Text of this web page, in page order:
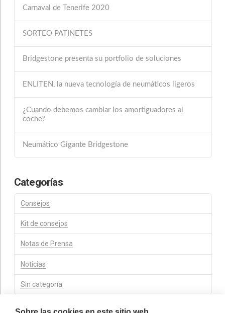
Carnaval de Tenerife 2020
SORTEO PATINETES
Bridgestone presenta su portfolio de soluciones
ENLITEN, la nueva tecnología de neumáticos ligeros
¿Cuando debemos cambiar los amortiguadores al
coche?
Neumático Gigante Bridgestone
Categorías
Consejos
Kit de consejos
Notas de Prensa
Noticias
Sin categoría